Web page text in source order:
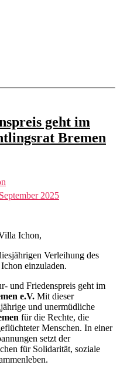
geht im
Bremen
2025
Ichon,
Verleihung des
einzuladen.
und Friedenspreis geht im
e.V. Mit dieser
und unermüdliche
für die Rechte, die
Menschen. In einer
setzt der
für Solidarität, soziale